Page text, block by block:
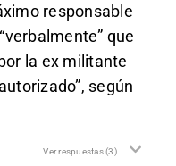
responsable
que
la ex militante
según
Ver respuestas(3)